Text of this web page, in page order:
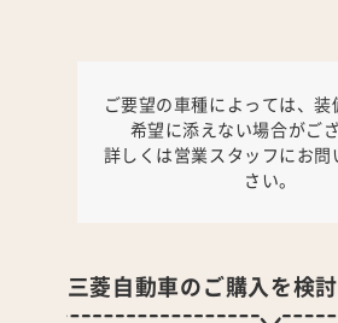
ご要望の車種によっては、
希望に添えない場合がござ
詳しくは営業スタッフにお問
さい。
三菱自動車のご購入を検